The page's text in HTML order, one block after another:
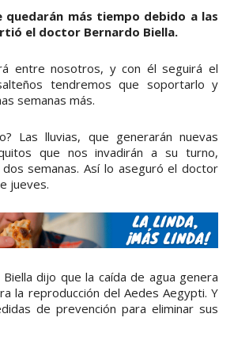
quedarán más tiempo debido a las
el doctor Bernardo Biella.
entre nosotros, y con él seguirá el
tendremos que soportarlo y
semanas más.
Las lluvias, que generarán nuevas
que nos invadirán a su turno,
semanas. Así lo aseguró el doctor
jueves.
dijo que la caída de agua genera
la reproducción del Aedes Aegypti. Y
de prevención para eliminar sus